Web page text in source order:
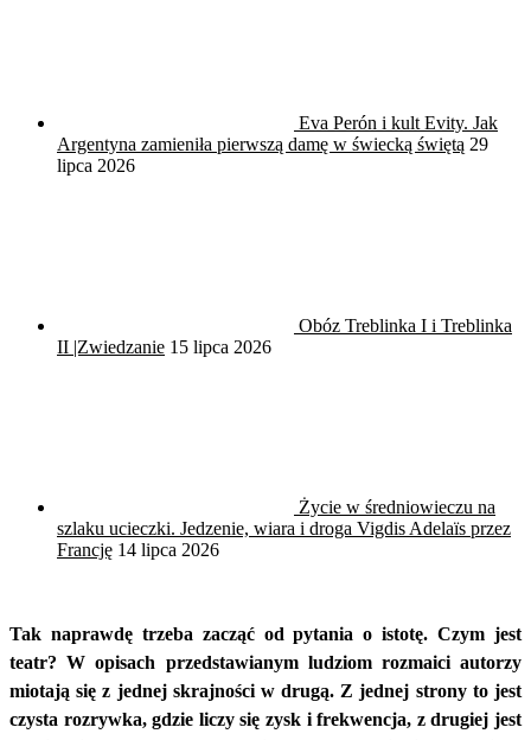
Eva Perón i kult Evity. Jak
Argentyna zamieniła pierwszą damę w świecką świętą 29
lipca 2026
Obóz Treblinka I i Treblinka
II |Zwiedzanie 15 lipca 2026
Życie w średniowieczu na
szlaku ucieczki. Jedzenie, wiara i droga Vigdis Adelaïs przez
Francję 14 lipca 2026
Tak naprawdę trzeba zacząć od pytania o istotę. Czym jest
teatr? W opisach przedstawianym ludziom rozmaici autorzy
miotają się z jednej skrajności w drugą. Z jednej strony to jest
czysta rozrywka, gdzie liczy się zysk i frekwencja, z drugiej jest